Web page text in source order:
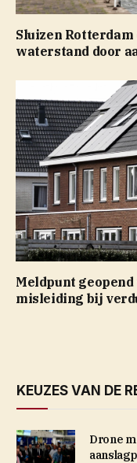
Sluizen
waterstand door
Meldpunt
misleiding bij
KEUZES VAN DE
Drone